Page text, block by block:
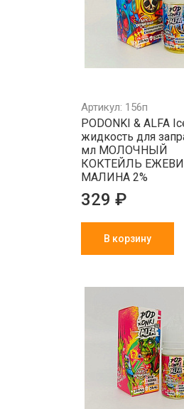
Артикул: 156п
PODONKI & ALFA
жидкость для
мл МОЛОЧНЫЙ
КОКТЕЙЛЬ
МАЛИНА 2%
329 ₽
В корзину